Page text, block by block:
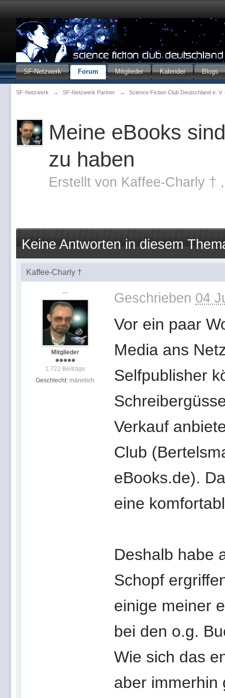
SF-Netzwerk Forum Mitglieder Kalender Blogs
SF-Netzwerk → SF-Netzwerk Partner → Science Fiction Club Deutschland e. V.
Meine eBooks
zu haben
Erstellt von Kaffee-Charly †
Keine Antworten in diesem
Kaffee-Charly †
---
Mitglieder
1.722 Beiträge
Geschlecht: männlich
Geschrieben 04
Vor ein paar
Media ans
Selfpublisher
Verkauf
Club
eBooks.de).
eine
Deshalb habe
Schopf
einige meiner
bei den o.g.
Wie sich das
aber immerhin